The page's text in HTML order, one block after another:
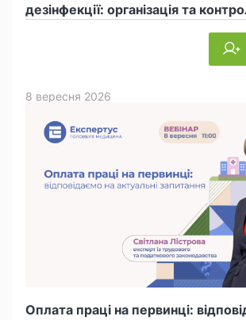
дезінфекції: організація та
Оплата праці на первинці:
8 вересня 2026